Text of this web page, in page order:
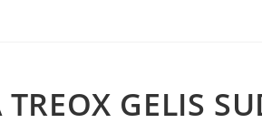
TREOX GELIS